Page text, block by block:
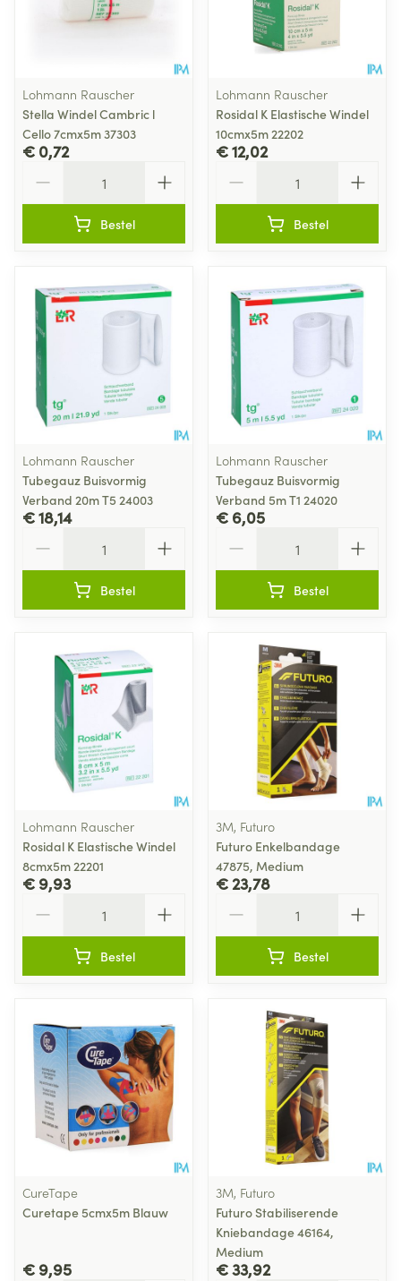
Lohmann Rauscher
Stella Windel Cambric l
Cello 7cmx5m 37303
€ 0,72
Bestel
Lohmann Rauscher
Rosidal K Elastische Windel
10cmx5m 22202
€ 12,02
Bestel
Lohmann Rauscher
Tubegauz Buisvormig
Verband 20m T5 24003
€ 18,14
Bestel
Lohmann Rauscher
Tubegauz Buisvormig
Verband 5m T1 24020
€ 6,05
Bestel
Lohmann Rauscher
Rosidal K Elastische Windel
8cmx5m 22201
€ 9,93
Bestel
3M, Futuro
Futuro Enkelbandage
47875, Medium
€ 23,78
Bestel
CureTape
Curetape 5cmx5m Blauw
€ 9,95
3M, Futuro
Futuro Stabiliserende
Kniebandage 46164,
Medium
€ 33,92